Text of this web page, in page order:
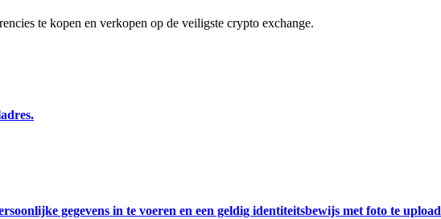
enz.
te kopen en verkopen op de veiligste crypto exchange.
gegevens in te voeren en een geldig identiteitsbewijs met foto te